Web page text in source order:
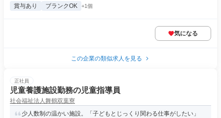
賞与あり ブランクOK +1個
気になる
この企業の類似求人を見る
正社員
児童養護施設勤務の児童指導員
社会福祉法人舞鶴双葉寮
少人数制の温かい施設。「子どもとじっくり関わる仕事がしたい」